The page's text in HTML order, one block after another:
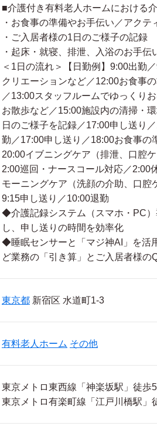
■介護付き有料老人ホームにおける
・お食事の準備やお手伝い／アクテ
・ご入居者様の1日のご様子の記録
・起床・就寝、排泄、入浴のお手伝
＜1日の流れ＞【日勤例】9:00出勤
クリエーションなど／12:00お食事
／13:00スタッフルームでゆっくり
お散歩など／15:00施設内の清掃・
日のご様子を記録／17:00申し送り
勤／17:00申し送り／18:00お食事の
20:00イブニングケア（排泄、口腔
2:00巡回・ナースコール対応／2:00
モーニングケア（洗顔の介助、口腔
9:15申し送り／10:00退勤
◆介護記録システム（スマホ・PC
し、申し送りの時間を効率化
◆睡眠センサーと「マジ神AI」を活
ど業務の「引き算」とご入居者様の
東京都 新宿区 水道町1-3
有料老人ホーム その他
東京メトロ東西線「神楽坂駅」徒歩
東京メトロ有楽町線「江戸川橋駅」